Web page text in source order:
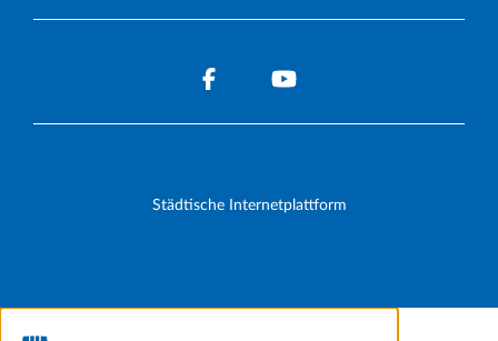
Städtische Internetplattform